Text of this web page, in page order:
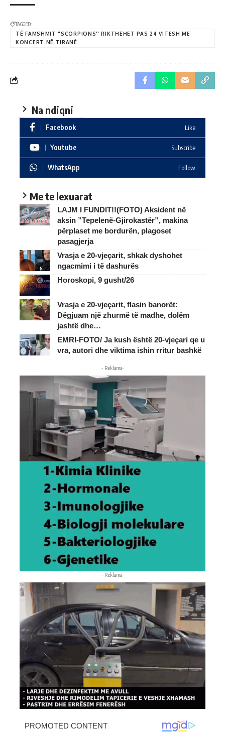
TAGGED:
TË FAMSHMIT "SCORPIONS'’ RIKTHEHET PAS 24 VITESH ME
KONCERT NË TIRANË
Na ndiqni
Facebook Like
Youtube Subscribe
WhatsApp Follow
Me te lexuarat
LAJM I FUNDIT!!(FOTO) Aksident në
aksin ”Tepelenë-Gjirokastër”, makina
përplaset me bordurën, plagoset
pasagjerja
Vrasja e 20-vjeçarit, shkak dyshohet
ngacmimi i të dashurës
Horoskopi, 9 gusht/26
Vrasja e 20-vjeçarit, flasin banorët:
Dëgjuam një zhurmë të madhe, dolëm
jashtë dhe…
EMRI-FOTO/ Ja kush është 20-vjeçari qe u
vra, autori dhe viktima ishin rritur bashkë
- Reklama-
- Reklama-